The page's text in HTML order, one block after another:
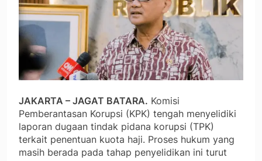
JAKARTA – JAGAT BATARA. Komisi
Pemberantasan Korupsi (KPK) tengah menyelidiki
laporan dugaan tindak pidana korupsi (TPK)
terkait penentuan kuota haji. Proses hukum yang
masih berada pada tahap penyelidikan ini turut